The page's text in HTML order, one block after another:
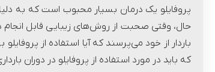
پروفایلو یک درمان بسیار محبوب است که به
حال، وقتی صحبت از روش‌های زیبایی قابل انجام
باردار از خود می‌پرسند که آیا استفاده از
که باید در مورد استفاده از پروفایلو در دوران